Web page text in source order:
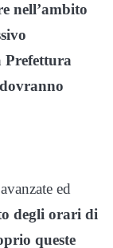
nell’ambito
Prefettura
ed
degli orari di
queste